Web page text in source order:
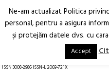
Arhitectură.
Oraș.
ISSN 3008-2986 ISSN-L 2069-721X
Ne-am actualizat Politica
personal, pentru a asigura
şi protejăm datele dvs. cu
Accept